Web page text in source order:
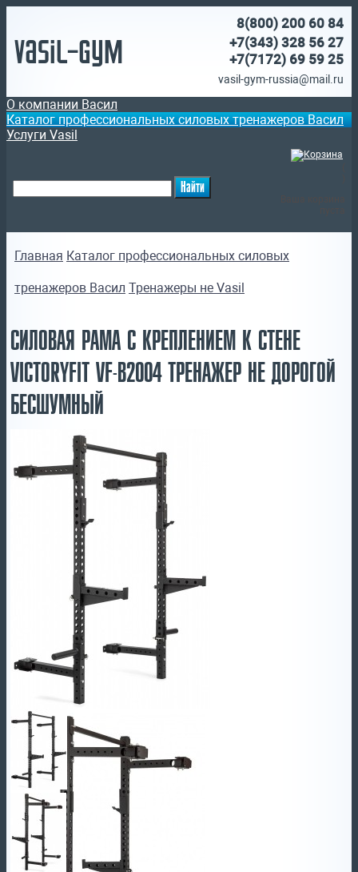
Vasil-Gym
8(800) 200 60 84
+7(343) 328 56 27
+7(7172) 69 59 25
vasil-gym-russia@mail.ru
О компании Васил
Каталог профессиональных силовых тренажеров Васил
Услуги Vasil
Главная Каталог профессиональных силовых
тренажеров Васил Тренажеры не Vasil
СИЛОВАЯ РАМА С КРЕПЛЕНИЕМ К СТЕНЕ
VICTORYFIT VF-B2004 ТРЕНАЖЕР НЕ ДОРОГОЙ
БЕСШУМНЫЙ